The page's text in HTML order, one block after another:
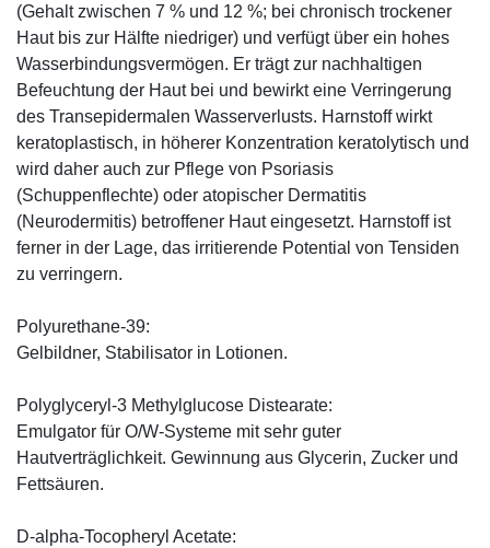
(Gehalt zwischen 7 % und 12 %; bei chronisch trockener
Haut bis zur Hälfte niedriger) und verfügt über ein hohes
Wasserbindungsvermögen. Er trägt zur nachhaltigen
Befeuchtung der Haut bei und bewirkt eine Verringerung
des Transepidermalen Wasserverlusts. Harnstoff wirkt
keratoplastisch, in höherer Konzentration keratolytisch und
wird daher auch zur Pflege von Psoriasis
(Schuppenflechte) oder atopischer Dermatitis
(Neurodermitis) betroffener Haut eingesetzt. Harnstoff ist
ferner in der Lage, das irritierende Potential von Tensiden
zu verringern.
Polyurethane-39:
Gelbildner, Stabilisator in Lotionen.
Polyglyceryl-3 Methylglucose Distearate:
Emulgator für O/W-Systeme mit sehr guter
Hautverträglichkeit. Gewinnung aus Glycerin, Zucker und
Fettsäuren.
D-alpha-Tocopheryl Acetate: